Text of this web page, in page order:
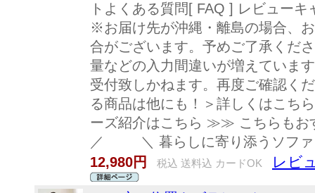
トよくある質問[ FAQ ] レビュー
※お届け先が沖縄・離島の場合、
合がございます。予めご了承くだ
量などの入力間違いが増えていま
受付致しかねます。再度ご確認く
る商品は他にも！＞詳しくはこち
ーズ紹介はこちら ≫≫ こちらもお
／ ＼ 暮らしに寄り添うソファ
12,980円
税込 送料込 カードOK レビ